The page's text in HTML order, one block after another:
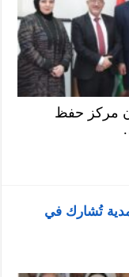
مركز حفظ
تُشارك في